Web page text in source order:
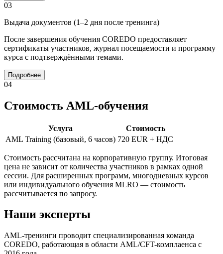
03
Выдача документов (1–2 дня после тренинга)
После завершения обучения COREDO предоставляет
сертификаты участников, журнал посещаемости и программу
курса с подтверждёнными темами.
Подробнее
04
Стоимость AML-обучения
Услуга
Стоимость
AML Training (базовый, 6 часов) 720 EUR + НДС
Стоимость рассчитана на корпоративную группу. Итоговая
цена не зависит от количества участников в рамках одной
сессии. Для расширенных программ, многодневных курсов
или индивидуального обучения MLRO — стоимость
рассчитывается по запросу.
Наши эксперты
AML-тренинги проводит специализированная команда
COREDO, работающая в области AML/CFT-комплаенса с